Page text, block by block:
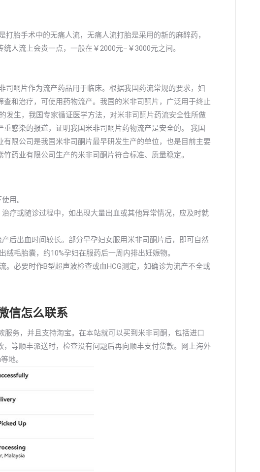
胎手术中的无痛人流，无痛人流打胎是采用的新的麻醉药，
人流上会贵一点，一般在￥2000元–￥3000元之间。
司酮片作为流产药品用于临床。根据我国药流常规的要求，妇
和治疗，可使用药物流产。我国的米非司酮片，广泛用于终止
发生，我国专家循证医学方法，对米非司酮片药流安全性所做
感染的报道，证明我国米非司酮片药物流产是安全的。 我国
限公司是我国米非司酮片最早研发生产的单位，也是目前主要
药业有限公司生产的米非司酮片符合标准、质量稳定。
用。
疗或随诊过程中，如出现大量出血或其他异常情况，应及时就
后出血时间较长。部分早孕妇女服用米非司酮片后，即可自然
毛胎囊，约10%孕妇在服药后一周内排出妊娠物。
必要时作B型超声波检查或血HCG测定，如确诊为流产不全或
信怎么联系
务，并且支持淘宝。在本站就可以买到米非司酮，包括进口
等顺丰派送时，检查没有问题后再向顺丰支付货款。网上海外
地。